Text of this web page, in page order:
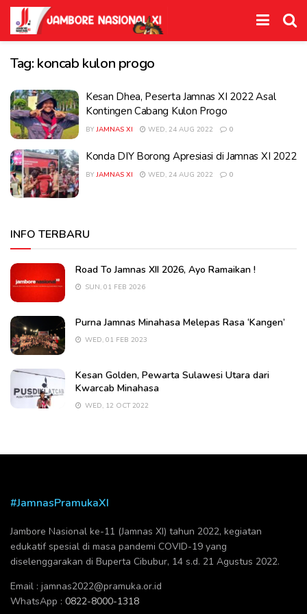
Tag: koncab kulon progo
Kesan Dhea, Peserta Jamnas XI 2022 Asal
Kontingen Cabang Kulon Progo
BY JAMNAS XI WED, 24 AUG 2022 0
Konda DIY Borong Apresiasi di Jamnas XI 2022
BY JAMNAS XI WED, 24 AUG 2022 0
INFO TERBARU
Road To Jamnas XII 2026, Ayo Ramaikan !
SUN, 01 FEB 2026
Purna Jamnas Minahasa Melepas Rasa ‘Kangen’
WED, 01 FEB 2023
Kesan Golden, Pewarta Sulawesi Utara dari
Kwarcab Minahasa
WED, 12 OCT 2022
#JamnasPramukaXI
Jambore Nasional ke-11 (Jamnas XI) tahun 2022, kegiatan
edukatif spesial di masa pandemi COVID-19 yang
diselenggarakan di Buperta Cibubur, 14 s.d. 21 Agustus 2022.
Email : jamnas2022@pramuka.or.id
WhatsApp : 0822-8000-1318